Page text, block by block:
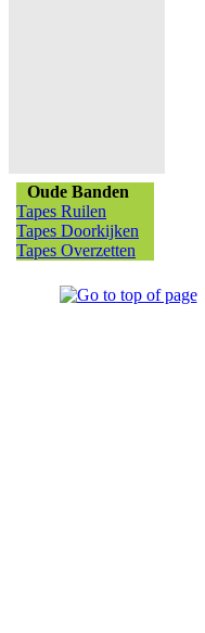
Oude Banden
Tapes Ruilen
Tapes Doorkijken
Tapes Overzetten